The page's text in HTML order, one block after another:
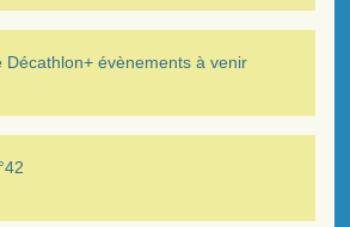
évènements à venir